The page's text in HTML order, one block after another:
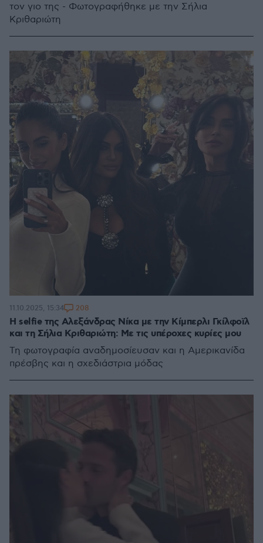
τον γιο της - Φωτογραφήθηκε με την Σήλια
Κριθαριώτη
Η selfie της Αλεξάνδρας Νίκα με την Κίμπερλι Γκίλφοϊλ
και τη Σήλια Κριθαριώτη: Με τις υπέροχες κυρίες μου
Τη φωτογραφία αναδημοσίευσαν και η Αμερικανίδα
πρέσβης και η σχεδιάστρια μόδας
11.10.2025, 15:34 208